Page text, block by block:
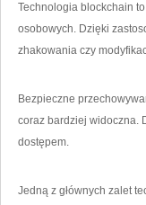
Technologia blockchain
osobowych. Dzięki
zhakowania czy
Bezpieczne
coraz bardziej widoczna.
dostępem. ​
Jedną z głównych zalet